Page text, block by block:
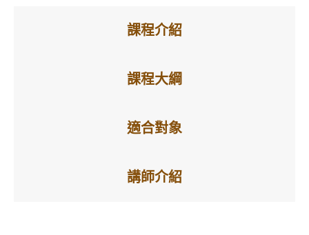
課程介紹
課程大綱
適合對象
講師介紹